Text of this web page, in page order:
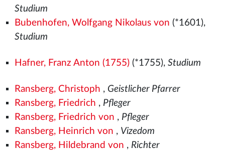
Studium
Bubenhofen, Wolfgang Nikolaus von (*1601),
Studium
Hafner, Franz Anton (1755)(*1755), Studium
Ransberg, Christoph , Geistlicher Pfarrer
Ransberg, Friedrich , Pfleger
Ransberg, Friedrich von , Pfleger
Ransberg, Heinrich von , Vizedom
Ransberg, Hildebrand von , Richter